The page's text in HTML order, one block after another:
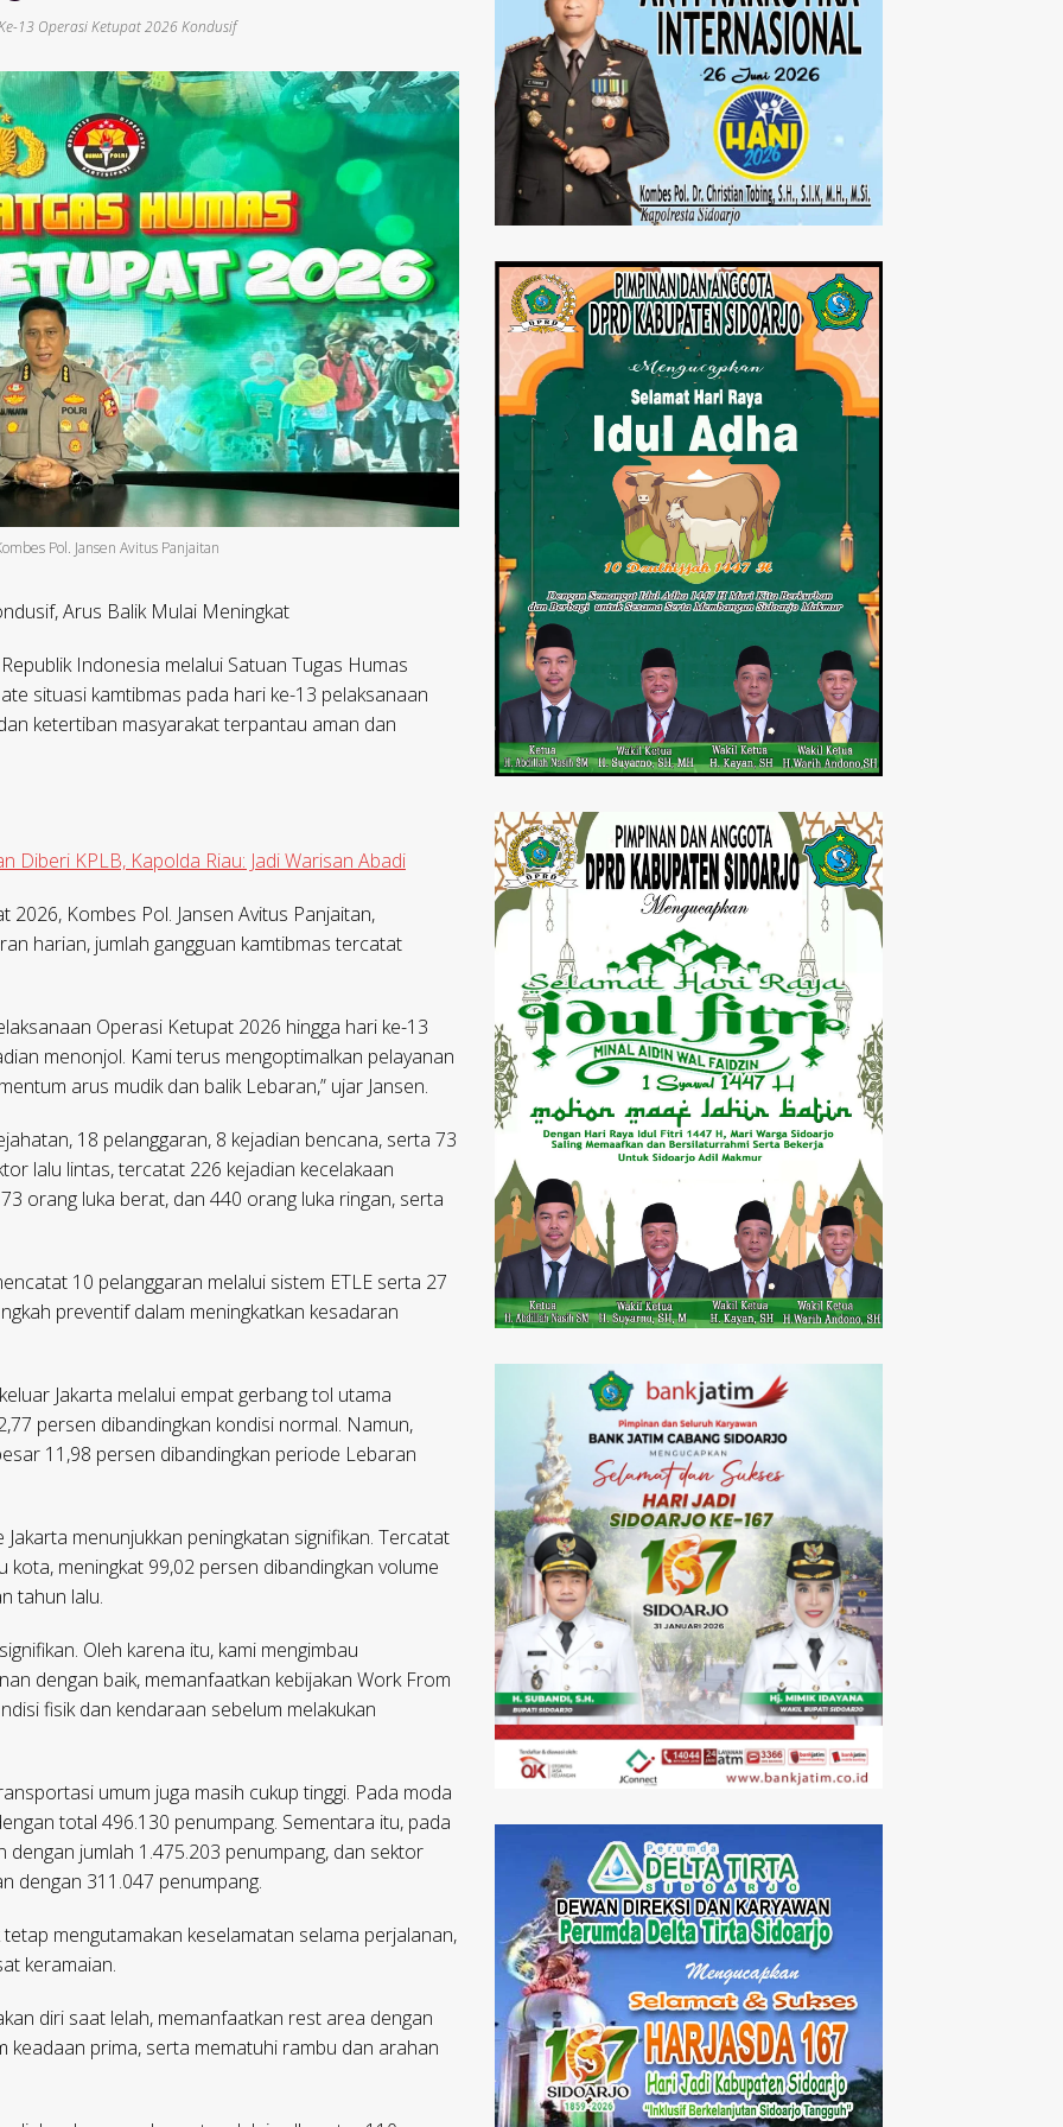
13 Operasi Ketupat 2026 Kondusif
Pol. Jansen Avitus Panjaitan
Arus Balik Mulai Meningkat
Indonesia melalui Satuan Tugas Humas
situasi kamtibmas pada hari ke-13 pelaksanaan
ketertiban masyarakat terpantau aman dan
Diberi KPLB, Kapolda Riau: Jadi Warisan Abadi
Kombes Pol. Jansen Avitus Panjaitan,
harian, jumlah gangguan kamtibmas tercatat
Operasi Ketupat 2026 hingga hari ke-13
menonjol. Kami terus mengoptimalkan pelayanan
arus mudik dan balik Lebaran,” ujar Jansen.
18 pelanggaran, 8 kejadian bencana, serta 73
lalu lintas, tercatat 226 kejadian kecelakaan
orang luka berat, dan 440 orang luka ringan, serta
10 pelanggaran melalui sistem ETLE serta 27
preventif dalam meningkatkan kesadaran
Jakarta melalui empat gerbang tol utama
persen dibandingkan kondisi normal. Namun,
11,98 persen dibandingkan periode Lebaran
menunjukkan peningkatan signifikan. Tercatat
meningkat 99,02 persen dibandingkan volume
tahun lalu.
Oleh karena itu, kami mengimbau
dengan baik, memanfaatkan kebijakan Work From
fisik dan kendaraan sebelum melakukan
umum juga masih cukup tinggi. Pada moda
total 496.130 penumpang. Sementara itu, pada
jumlah 1.475.203 penumpang, dan sektor
dengan 311.047 penumpang.
mengutamakan keselamatan selama perjalanan,
keramaian.
diri saat lelah, memanfaatkan rest area dengan
keadaan prima, serta mematuhi rambu dan arahan